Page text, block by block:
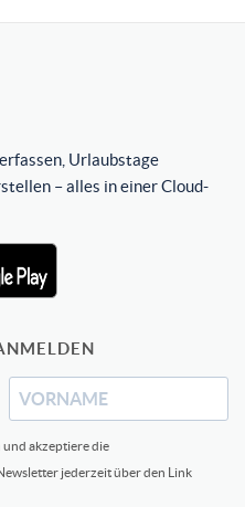
Urlaubstage
– alles in einer Cloud-
akzeptiere die
jederzeit über den Link